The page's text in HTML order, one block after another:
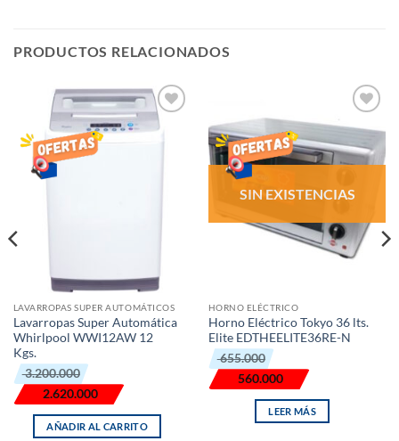
PRODUCTOS RELACIONADOS
AÑADIR
LAVARROPAS SUPER AUTOMÁTICOS
Lavarropas Super Automática
Whirlpool WWI12AW 12
Kgs.
3.200.000
El
precio
original
era:
₲ 3.200.000.
2.620.000
El
precio
actual
es:
₲ 2.620.000.
AÑADIR AL CARRITO
AÑADIR
LISTA
SIN EXISTENCIAS
HORNO ELÉCTRICO
Horno Eléctrico Tokyo 36 lts.
Elite EDTHEELITE36RE-N
655.000
El
precio
original
era:
₲ 655.000.
560.000
El
precio
actual
es:
₲ 560.000.
LEER MÁS